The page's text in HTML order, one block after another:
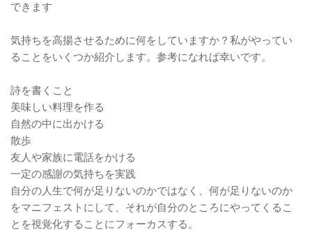
できます
気持ちを高揚させるために何をしていますか？私がやってい
ることをいくつか紹介します。参考になれば幸いです。
詩を書くこと
美味しい料理を作る
自然の中に出かける
散歩
友人や家族に電話をかける
一定の感謝の気持ちを実践
自分の人生で何が足りないのかではなく、何が足りないのか
をマニフェストにして、それが自分のところにやってくるこ
とを視覚化することにフォーカスする。